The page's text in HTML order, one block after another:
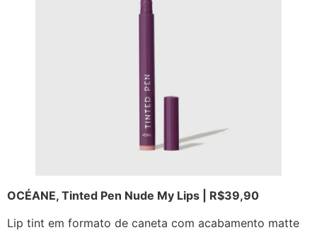
OCÉANE, Tinted Pen Nude My Lips | R$39,90
Lip tint em formato de caneta com acabamento matte